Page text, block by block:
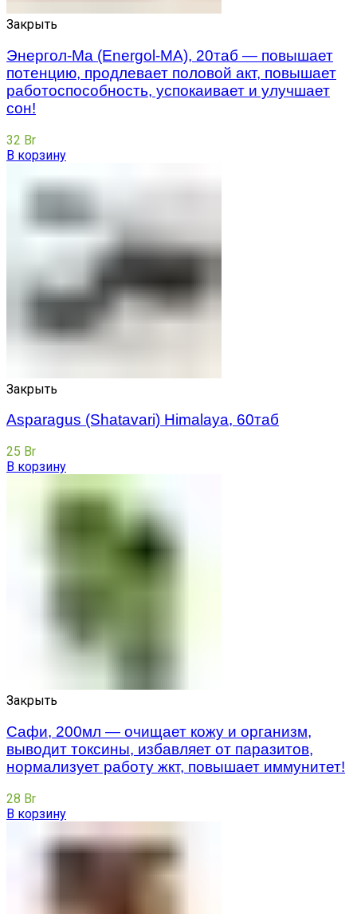
Закрыть
Энергол-Ма (Energol-MA), 20таб — повышает
потенцию, продлевает половой акт, повышает
работоспособность, успокаивает и улучшает
сон!
32 Br
В корзину
Закрыть
Asparagus (Shatavari) Himalaya, 60таб
25 Br
В корзину
Закрыть
Сафи, 200мл — очищает кожу и организм,
выводит токсины, избавляет от паразитов,
нормализует работу жкт, повышает иммунитет!
28 Br
В корзину